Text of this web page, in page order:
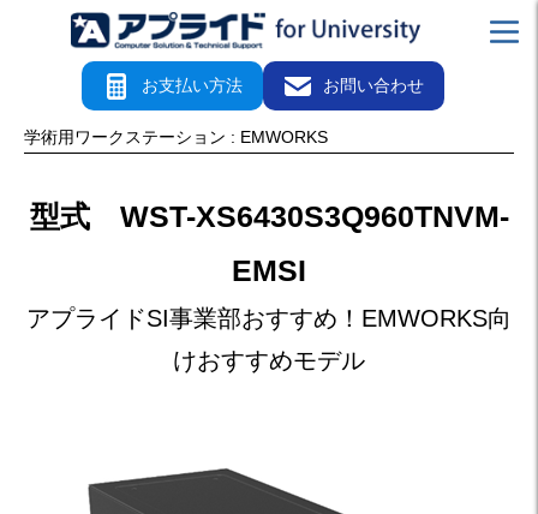
お支払い方法 お問い合わせ
学術用ワークステーション : EMWORKS
型式 WST-XS6430S3Q960TNVM-
EMSI
アプライドSI事業部おすすめ！EMWORKS向
けおすすめモデル